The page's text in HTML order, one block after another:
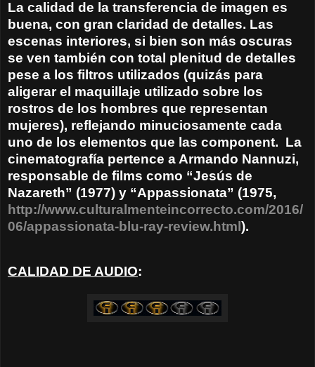
La calidad de la transferencia de imagen es
buena, con gran claridad de detalles. Las
escenas interiores, si bien son más oscuras
se ven también con total plenitud de detalles
pese a los filtros utilizados (quizás para
aligerar el maquillaje utilizado sobre los
rostros de los hombres que representan
mujeres), reflejando minuciosamente cada
uno de los elementos que las component. La
cinematografía pertence a Armando Nannuzi,
responsable de films como “Jesús de
Nazareth” (1977) y “Appassionata” (1975,
http://www.culturalmenteincorrecto.com/2016/
06/appassionata-blu-ray-review.html ).
CALIDAD DE AUDIO: